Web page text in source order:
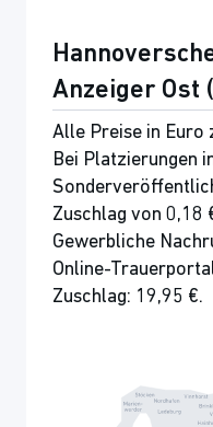
Anzeiger Ost
Alle Preise in Euro
Bei Platzierungen
Zuschlag von 0,18
Gewerbliche
Online-
Zuschlag: 19,95 €.